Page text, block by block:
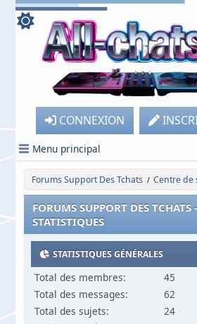
CONNEXION
Menu principal
Forums Support Des Tchats / Centre de
FORUMS SUPPORT DES TCHATS
STATISTIQUES
STATISTIQUES GÉNÉRALES
Total des membres:
45
Total des messages:
62
Total des sujets:
24